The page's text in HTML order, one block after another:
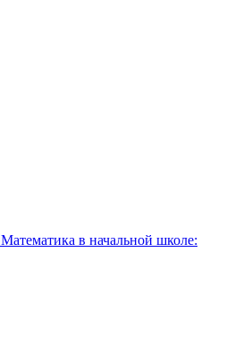
Математика в начальной школе: